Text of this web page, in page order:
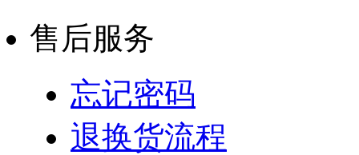
售后服务
忘记密码
退换货流程